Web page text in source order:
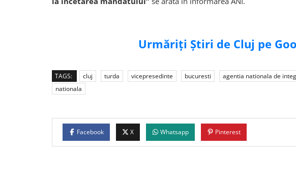
Urmăriți Știri de Cluj pe
TAGS: cluj turda vicepresedinte bucuresti agentia nationala de
nationala
Facebook X Whatsapp Pinterest